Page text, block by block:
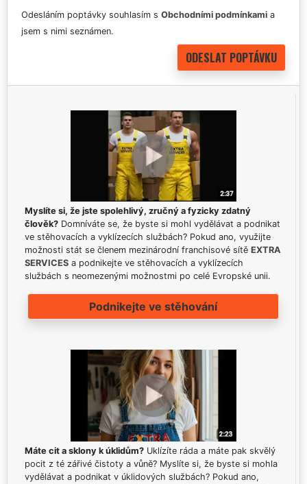
Odesláním poptávky souhlasím s Obchodními podmínkami a
jsem s nimi seznámen.
Myslíte si, že jste spolehlivý, zručný a fyzicky zdatný
člověk? Domníváte se, že byste si mohl vydělávat a podnikat
ve stěhovacích a vyklízecích službách? Pokud ano, využijte
možnosti stát se členem mezinárodní franchisové sítě EXTRA
SERVICES a podnikejte ve stěhovacích a vyklízecích
službách s neomezenými možnostmi po celé Evropské unii.
Podnikejte ve stěhování
Máte cit a sklony k úklidům? Uklízíte ráda a máte pak skvělý
pocit z té zářivé čistoty a vůně? Myslíte si, že byste si mohla
vydělávat a podnikat v úklidových službách? Pokud ano,